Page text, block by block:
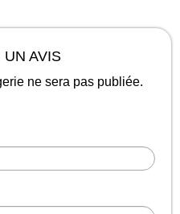
UN AVIS
ne sera pas publiée.